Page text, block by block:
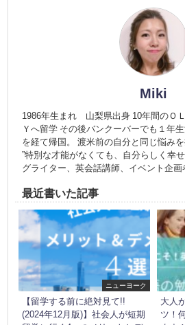
Miki
1986年生まれ 山梨県出身 10年間のＯ
Ｙへ留学 その後バンクーバーでも１年
を経て帰国。 渡米前の自分と同じ悩み
”特別な才能がなくても、自分らしく幸
グライター、英会話講師、イベント企画
最近書いた記事
ニューヨーク
【留学する前に絶対見て!!
(2024年12月版)】社会人が短期
大人
ツ！